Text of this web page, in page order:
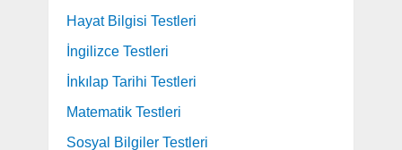
Hayat Bilgisi Testleri
İngilizce Testleri
İnkılap Tarihi Testleri
Matematik Testleri
Sosyal Bilgiler Testleri